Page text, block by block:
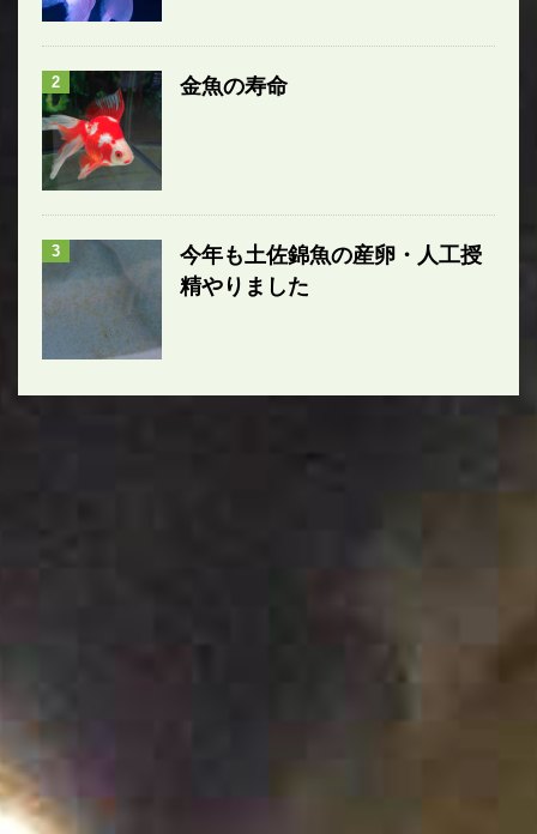
2 金魚の寿命
3
今年も土佐錦魚の産卵・人工授
精やりました